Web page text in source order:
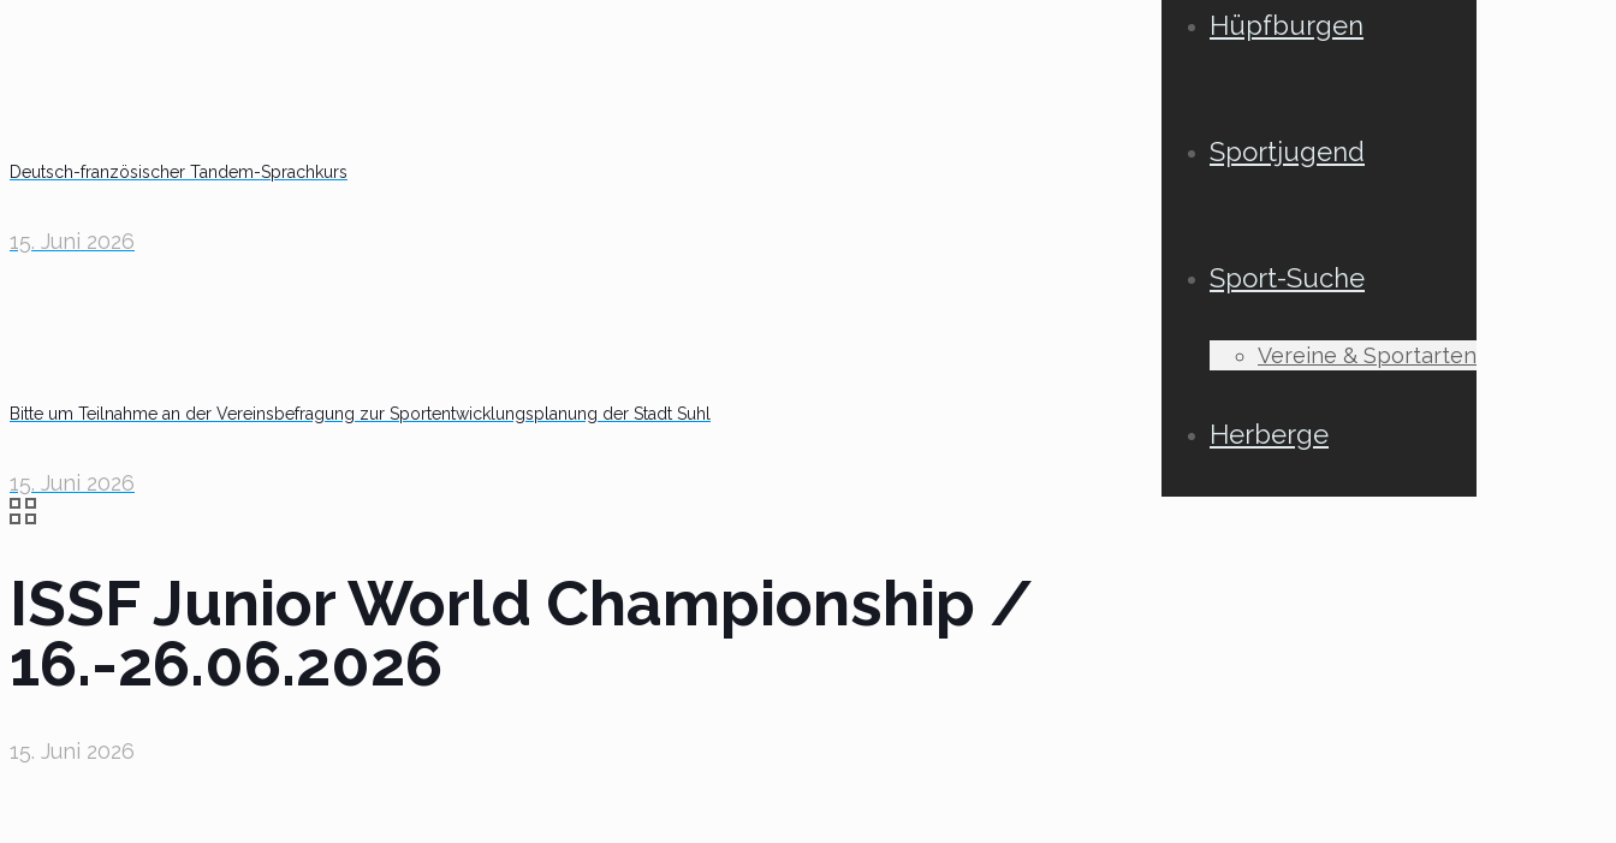
Hüpfburgen
Sportjugend
Sport-Suche
Vereine & Sportarten
Herberge
Deutsch-französischer Tandem-Sprachkurs
15. Juni 2026
Bitte um Teilnahme an der Vereinsbefragung zur Sportentwicklungsplanung der Stadt Suhl
15. Juni 2026
ISSF Junior World Championship /
16.-26.06.2026
15. Juni 2026